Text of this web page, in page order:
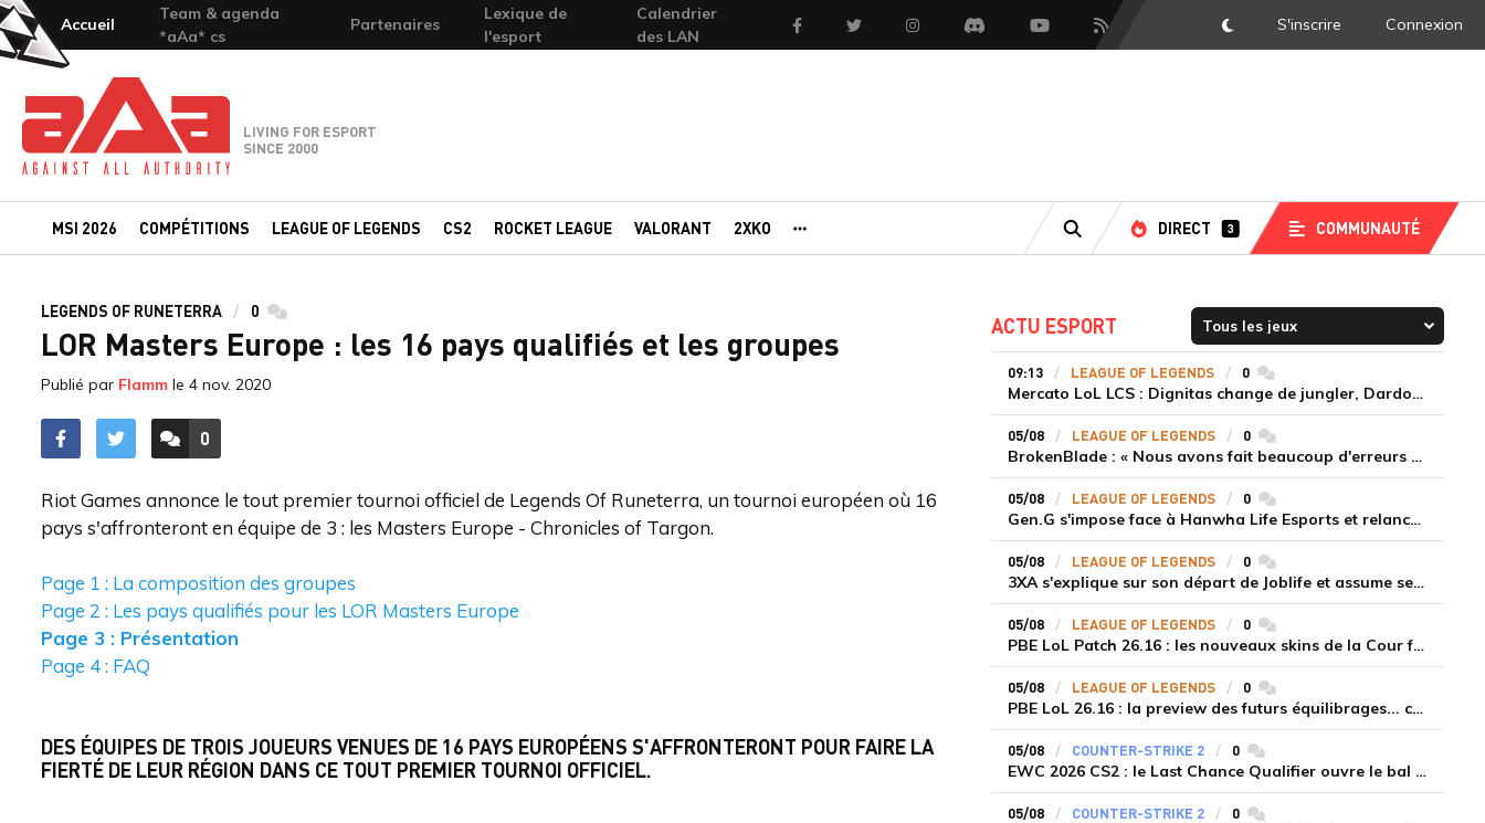
Accueil
Team & agenda
*aAa* cs
Partenaires
Lexique de
l'esport
Calendrier
des LAN
FacebookTwitter InstagramDiscord YoutubeFlux RSS DarkMode
S'inscrire Connexion
Team-aAa - against All authority
LIVING FOR ESPORT
SINCE 2000
MSI 2026 COMPÉTITIONS LEAGUE OF LEGENDS CS2 ROCKET LEAGUE VALORANT 2XKO
RECHERCHE
DIRECT 3 COMMUNAUTÉ
LEGENDS OF RUNETERRA 0 commentaires
LOR Masters Europe : les 16 pays qualifiés et les groupes
Publié par Flamm le 4 nov. 2020
ACCÉDER AUX
0
COMMENTAIRES
Riot Games annonce le tout premier tournoi officiel de Legends Of Runeterra, un tournoi européen où 16
pays s'affronteront en équipe de 3 : les Masters Europe - Chronicles of Targon.
Page 1 : La composition des groupes
Page 2 : Les pays qualifiés pour les LOR Masters Europe
Page 3 : Présentation
Page 4 : FAQ
DES ÉQUIPES DE TROIS JOUEURS VENUES DE 16 PAYS EUROPÉENS S'AFFRONTERONT POUR FAIRE LA
FIERTÉ DE LEUR RÉGION DANS CE TOUT PREMIER TOURNOI OFFICIEL.
ACTU ESPORT
09:13 LEAGUE OF LEGENDS 0commentaires
Mercato LoL LCS : Dignitas change de jungler, Dardoch fait son retour en LCS, eXyu annonce sa retraite
05/08 LEAGUE OF LEGENDS 0commentaires
BrokenBlade : « Nous avons fait beaucoup d'erreurs bêtes, mais une victoire reste une victoire et c'est une chose dont on peut se réjouir »
05/08 LEAGUE OF LEGENDS 0commentaires
Gen.G s'impose face à Hanwha Life Esports et relance sa dynamique en LCK
05/08 LEAGUE OF LEGENDS 0commentaires
3XA s'explique sur son départ de Joblife et assume ses torts
05/08 LEAGUE OF LEGENDS 0commentaires
PBE LoL Patch 26.16 : les nouveaux skins de la Cour féérique
05/08 LEAGUE OF LEGENDS 0commentaires
PBE LoL 26.16 : la preview des futurs équilibrages... coup d'arrêt pour les supports roamers
05/08 COUNTER-STRIKE 2 0commentaires
EWC 2026 CS2 : le Last Chance Qualifier ouvre le bal à Paris du 7 au 9 août
05/08 COUNTER-STRIKE 2 0commentaires